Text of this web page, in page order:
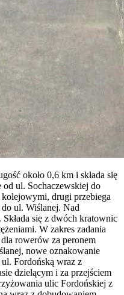
około 0,6 km i składa się
ul. Sochaczewskiej do
drugi przebiega
ul. Wiślanej. Nad
Składa się z dwóch kratownic
W zakres zadania
rowerów za peronem
nowe oznakowanie
Fordońską wraz z
dzielącym i za przejściem
ulic Fordońskiej z